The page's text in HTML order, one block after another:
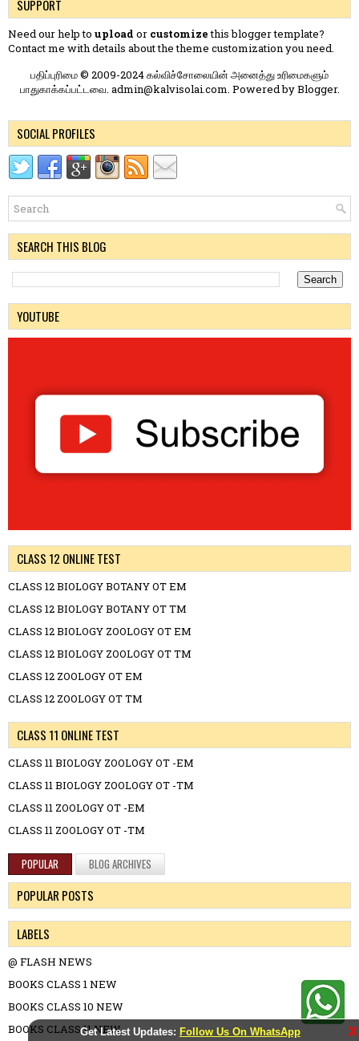
Get Latest Updates: Follow Us On WhatsApp X
SUPPORT
Need our help to upload or customizethis blogger template?
Contact me with details about the theme customization you need.
பதிப்புரிமை © 2009-2024 கல்விச்சோலையின் அனைத்து உரிமைகளும்
பாதுகாக்கப்பட்டவை. admin@kalvisolai.com. Powered byBlogger.
SOCIAL PROFILES
SEARCH THIS BLOG
YOUTUBE
CLASS 12 ONLINE TEST
CLASS 12 BIOLOGY BOTANY OT EM
CLASS 12 BIOLOGY BOTANY OT TM
CLASS 12 BIOLOGY ZOOLOGY OT EM
CLASS 12 BIOLOGY ZOOLOGY OT TM
CLASS 12 ZOOLOGY OT EM
CLASS 12 ZOOLOGY OT TM
CLASS 11 ONLINE TEST
CLASS 11 BIOLOGY ZOOLOGY OT -EM
CLASS 11 BIOLOGY ZOOLOGY OT -TM
CLASS 11 ZOOLOGY OT -EM
CLASS 11 ZOOLOGY OT -TM
POPULAR BLOG ARCHIVES
POPULAR POSTS
LABELS
@ FLASH NEWS
BOOKS CLASS 1 NEW
BOOKS CLASS 10 NEW
BOOKS CLASS 11 NEW